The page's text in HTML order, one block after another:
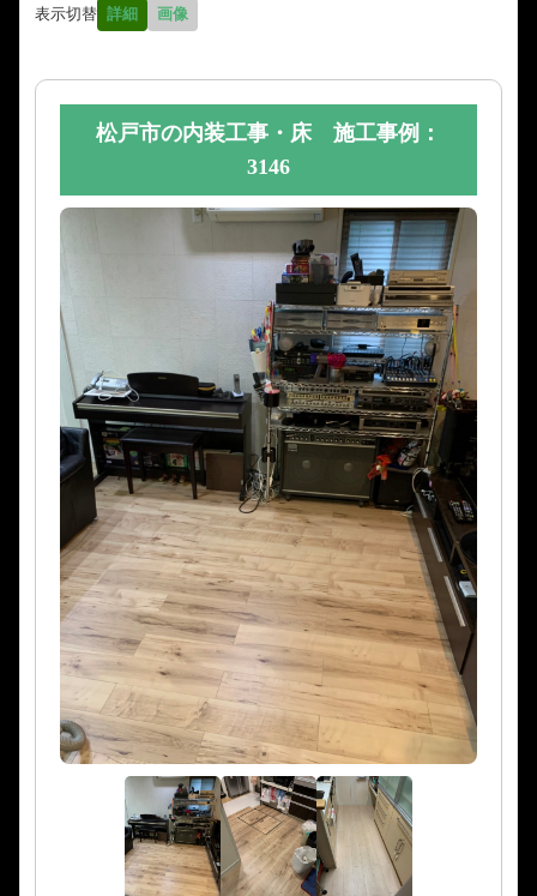
表示切替 詳細 画像
松戸市の内装工事・床 施工事例：
3146